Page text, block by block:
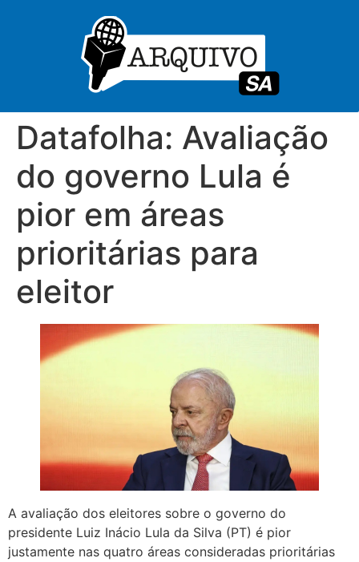
Datafolha: Avaliação
do governo Lula é
pior em áreas
prioritárias para
eleitor
A avaliação dos eleitores sobre o governo do
presidente Luiz Inácio Lula da Silva (PT) é pior
justamente nas quatro áreas consideradas prioritárias